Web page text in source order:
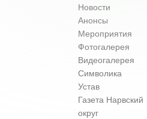
Новости
Анонсы
Мероприятия
Фотогалерея
Видеогалерея
Символика
Устав
Газета Нарвский
округ